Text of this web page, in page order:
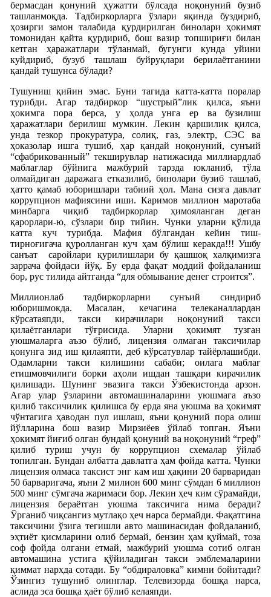
бермасдан қонуний ҳужатти бўлсада ноқонуний бузиб
ташланмоқда. Тадбиркорларга ўзлари яқинда буздириб,
ҳозирги замон талабида қурдирилган бинолари ҳокимят
томонидан қайта қурдириб, бош вазир топшириғи билан
кетган ҳаражатлари тўланмай, бугунги кунда уйини
куйдириб, бузуб ташлаш буйруқлари берилаётганини
қандай тушунса бўлади?
Тушуниш қийин эмас. Буни тагида катта-катта поралар
турибди. Агар тадбиркор “шустрый”лик қилса, яъни
ҳокимга пора берса, у ҳолда унга ер ва бузилиш
ҳаражатлари берилиш мумкин. Лекин қаршилик қилса,
унда тезкор прокуратура, солиқ, газ, электр, СЭС ва
ҳоказолар ишга тушиб, ҳар қандай ноқонуний, сунъий
“сфабрикованный” текширувлар натижасида миллиардлаб
маблағлар бўйнига мажбурий тарзда юкланиб, тўла
олмайдиган даражага етказилиб, бинолари бузиб ташлаб,
ҳатто қамаб юборишлари табиий ҳол. Мана сизга давлат
коррупцион мафиясини иши. Каримов миллион маротаба
минбарга чиқиб тадбиркорлар ҳимояланган деган
қарорлари-ю, сўзлари бир тийин. Чунки уларни қўлида
катта куч турибда. Мафия бўлгандан кейин тиш-
тирноғигача қуролланган куч ҳам бўлиш керакда!!! Ушбу
санъат саройлари қурилишлари бу қашшоқ халқимизга
заррача фойдаси йўқ. Бу ерда фақат моддий фойдаланиш
бор, рус тилида айтганда “для обмывание денег строится”.
Миллионлаб тадбиркорларни сунъий синдириб
юборишмокда. Масалан, кечагина телеканаллардан
кўрсатаяпди, такси кирачилари ноқонуний такси
қилаётганлари тўғрисида. Уларни ҳокимят тузган
уюшмаларга аъзо бўлиб, лицензия олмаган таксичилар
қонунга зид иш қилаяпти, деб кўрсатувлар тайёрлашибди.
Одамларни такси килишини сабаби; оилага маблағ
етишмовчилиги борки аҳоли ишдан ташқари кирачилик
қилишади. Шунинг эвазига такси Ўзбекистонда арзон.
Агар улар ўзларини автомашиналарини уюшмага аъзо
қилиб таксичилик қилишса бу ерда яна уюшма ва ҳокимят
чўнтагига ҳаводан пул ишлаш, яъни қонуний пора олиш
йўлларина бош вазир Мирзиёев ўйлаб топган. Яъни
ҳокимят йиғиб олган бундай қонуний ва ноқонуний “греф”
қилиб туриш учун бу коррупцион схемалар ўйлаб
топилган. Бундан албатта давлатга ҳам фойда катта. Чунки
лицензия олмаса таксист энг кам иш ҳақини 20 барваридан
50 барваригача, яъни 2 милион 600 минг сўмдан 6 миллион
500 минг сўмгача жаримаси бор. Лекин ҳеч ким сўрамайди,
лицензия бераётган уюшма таксичига нима беради?
Ўрганиб чиқсангиз мутлақо ҳеч нарса бермайди. Фақатгина
таксичини ўзига тегишли авто машинасидан фойдаланиб,
эҳтиёт қисмларини олиб бермай, бензин ҳам қуймай, тоза
соф фойда олгани етмай, мажбурий уюшма сотиб олган
автомашина устига қўйиладиган такси эмблемаларини
қиммат нархда сотади. Бу “обдираловка” кимни бойитади?
Ўзингиз тушуниб олинглар. Телевизорда бошқа нарса,
аслида эса бошқа ҳаёт бўлиб келаяпди.